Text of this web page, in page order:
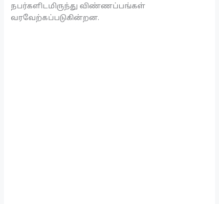
நபர்களிடமிருந்து விண்ணப்பங்கள்
வரவேற்கப்படுகின்றன.